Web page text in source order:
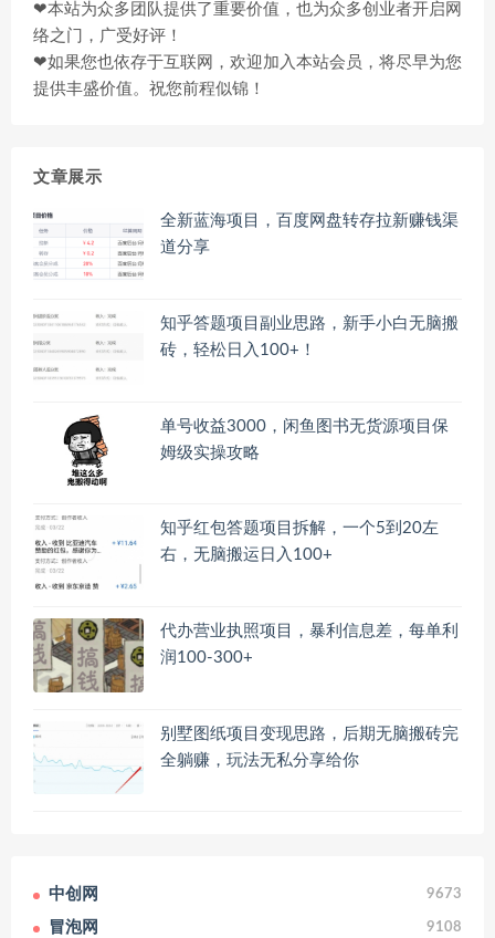
❤本站为众多团队提供了重要价值，也为众多创业者开启网
络之门，广受好评！
❤如果您也依存于互联网，欢迎加入本站会员，将尽早为您
提供丰盛价值。祝您前程似锦！
文章展示
全新蓝海项目，百度网盘转存拉新赚钱渠
道分享
知乎答题项目副业思路，新手小白无脑搬
砖，轻松日入100+！
单号收益3000，闲鱼图书无货源项目保
姆级实操攻略
知乎红包答题项目拆解，一个5到20左
右，无脑搬运日入100+
代办营业执照项目，暴利信息差，每单利
润100-300+
别墅图纸项目变现思路，后期无脑搬砖完
全躺赚，玩法无私分享给你
中创网 9673
冒泡网 9108